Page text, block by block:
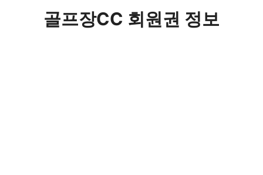
골프장CC 회원권 정보